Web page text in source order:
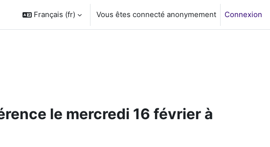
Français ‎(fr)‎ Vous êtes connecté anonymement Connexion
le mercredi 16 février à